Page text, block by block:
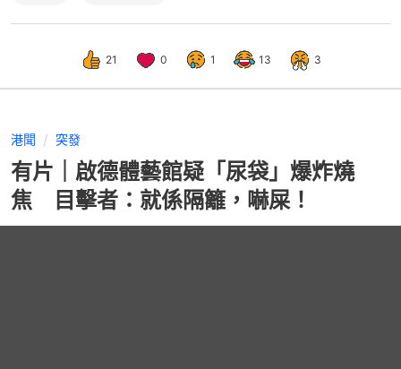
21 0 1 13 3
港聞 突發
有片｜啟德體藝館疑「尿袋」爆炸燒
焦 目擊者：就係隔籬，嚇屎！